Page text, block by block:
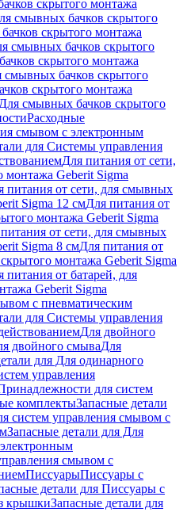
скрытого монтажа
смывных бачков скрытого
скрытого монтажа
смывных бачков скрытого
скрытого монтажа
смывных бачков скрытого
скрытого монтажа
смывных бачков скрытого
Расходные
смывом с электронным
для Системы управления
Для питания от сети,
монтажа Geberit Sigma
питания от сети, для смывных
Sigma 12 смДля питания от
монтажа Geberit Sigma
от сети, для смывных
Sigma 8 смДля питания от
монтажа Geberit Sigma
питания от батарей, для
Geberit Sigma
с пневматическим
для Системы управления
Для двойного
двойного смываДля
для Для одинарного
управления
для систем
комплектыЗапасные детали
систем управления смывом с
Запасные детали для Для
смывом с
ПиссуарыПиссуары с
детали для Писсуары с
крышкиЗапасные детали для